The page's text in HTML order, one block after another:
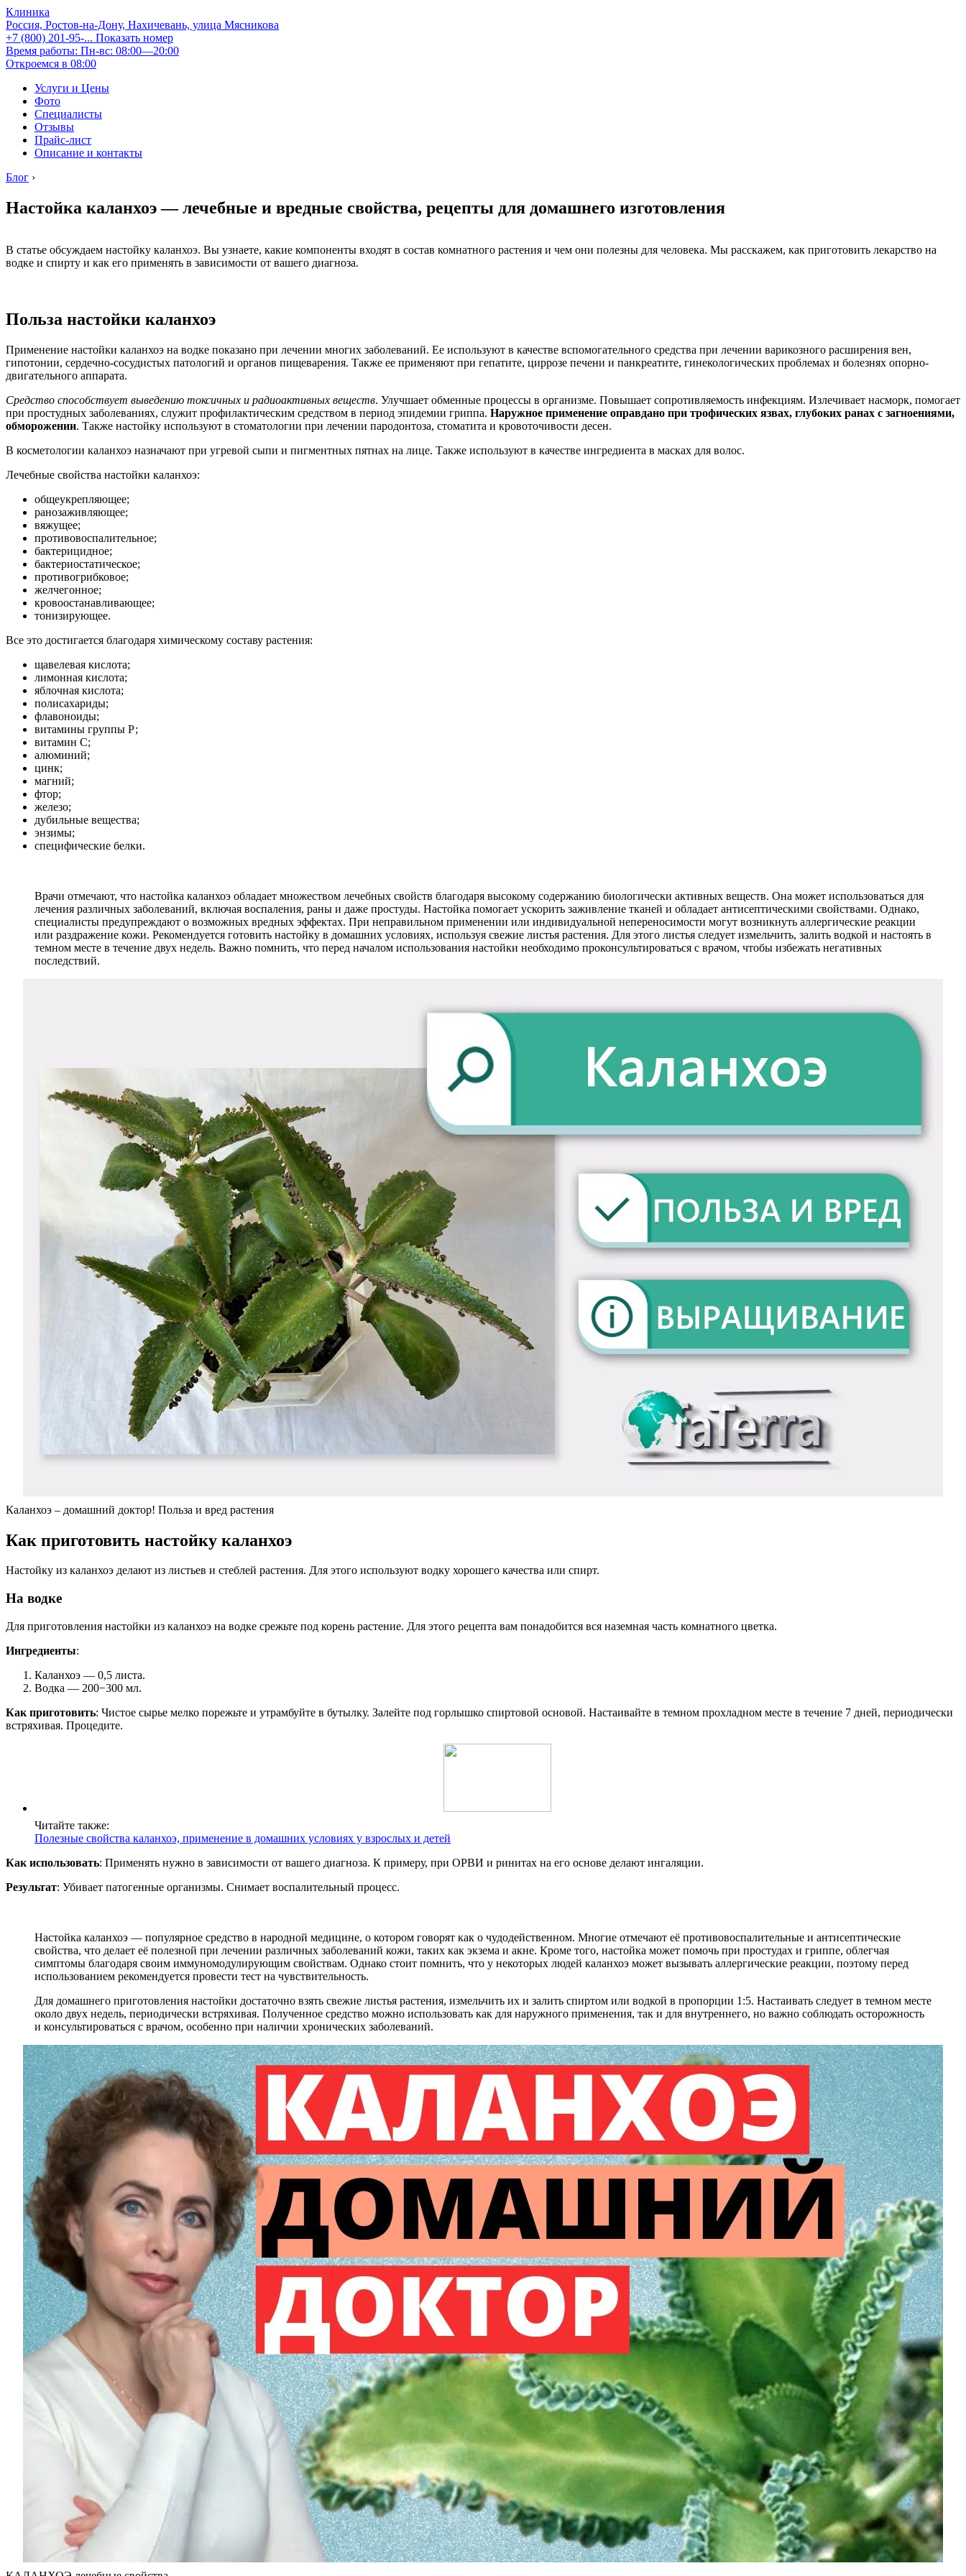
Клиника
Россия, Ростов-на-Дону, Нахичевань, улица Мясникова
+7 (800) 201-95-... Показать номер
Время работы: Пн-вс: 08:00—20:00
Откроемся в 08:00
Услуги и Цены
Фото
Специалисты
Отзывы
Прайс-лист
Описание и контакты
Блог ›
Настойка каланхоэ — лечебные и вредные свойства, рецепты для домашнего изготовления
В статье обсуждаем настойку каланхоэ. Вы узнаете, какие компоненты входят в состав комнатного растения и чем они полезны для человека. Мы расскажем, как приготовить лекарство на
водке и спирту и как его применять в зависимости от вашего диагноза.
Польза настойки каланхоэ
Применение настойки каланхоэ на водке показано при лечении многих заболеваний. Ее используют в качестве вспомогательного средства при лечении варикозного расширения вен,
гипотонии, сердечно-сосудистых патологий и органов пищеварения. Также ее применяют при гепатите, циррозе печени и панкреатите, гинекологических проблемах и болезнях опорно-
двигательного аппарата.
Средство способствует выведению токсичных и радиоактивных веществ. Улучшает обменные процессы в организме. Повышает сопротивляемость инфекциям. Излечивает насморк, помогает
при простудных заболеваниях, служит профилактическим средством в период эпидемии гриппа. Наружное применение оправдано при трофических язвах, глубоких ранах с загноениями,
обморожении. Также настойку используют в стоматологии при лечении пародонтоза, стоматита и кровоточивости десен.
В косметологии каланхоэ назначают при угревой сыпи и пигментных пятнах на лице. Также используют в качестве ингредиента в масках для волос.
Лечебные свойства настойки каланхоэ:
общеукрепляющее;
ранозаживляющее;
вяжущее;
противовоспалительное;
бактерицидное;
бактериостатическое;
противогрибковое;
желчегонное;
кровоостанавливающее;
тонизирующее.
Все это достигается благодаря химическому составу растения:
щавелевая кислота;
лимонная кислота;
яблочная кислота;
полисахариды;
флавоноиды;
витамины группы Р;
витамин С;
алюминий;
цинк;
магний;
фтор;
железо;
дубильные вещества;
энзимы;
специфические белки.
Врачи отмечают, что настойка каланхоэ обладает множеством лечебных свойств благодаря высокому содержанию биологически активных веществ. Она может использоваться для
лечения различных заболеваний, включая воспаления, раны и даже простуды. Настойка помогает ускорить заживление тканей и обладает антисептическими свойствами. Однако,
специалисты предупреждают о возможных вредных эффектах. При неправильном применении или индивидуальной непереносимости могут возникнуть аллергические реакции
или раздражение кожи. Рекомендуется готовить настойку в домашних условиях, используя свежие листья растения. Для этого листья следует измельчить, залить водкой и настоять в
темном месте в течение двух недель. Важно помнить, что перед началом использования настойки необходимо проконсультироваться с врачом, чтобы избежать негативных
последствий.
Каланхоэ – домашний доктор! Польза и вред растения
Как приготовить настойку каланхоэ
Настойку из каланхоэ делают из листьев и стеблей растения. Для этого используют водку хорошего качества или спирт.
На водке
Для приготовления настойки из каланхоэ на водке срежьте под корень растение. Для этого рецепта вам понадобится вся наземная часть комнатного цветка.
Ингредиенты:
Каланхоэ — 0,5 листа.
Водка — 200−300 мл.
Как приготовить: Чистое сырье мелко порежьте и утрамбуйте в бутылку. Залейте под горлышко спиртовой основой. Настаивайте в темном прохладном месте в течение 7 дней, периодически
встряхивая. Процедите.
Читайте также:
Полезные свойства каланхоэ, применение в домашних условиях у взрослых и детей
Как использовать: Применять нужно в зависимости от вашего диагноза. К примеру, при ОРВИ и ринитах на его основе делают ингаляции.
Результат: Убивает патогенные организмы. Снимает воспалительный процесс.
Настойка каланхоэ — популярное средство в народной медицине, о котором говорят как о чудодейственном. Многие отмечают её противовоспалительные и антисептические
свойства, что делает её полезной при лечении различных заболеваний кожи, таких как экзема и акне. Кроме того, настойка может помочь при простудах и гриппе, облегчая
симптомы благодаря своим иммуномодулирующим свойствам. Однако стоит помнить, что у некоторых людей каланхоэ может вызывать аллергические реакции, поэтому перед
использованием рекомендуется провести тест на чувствительность.
Для домашнего приготовления настойки достаточно взять свежие листья растения, измельчить их и залить спиртом или водкой в пропорции 1:5. Настаивать следует в темном месте
около двух недель, периодически встряхивая. Полученное средство можно использовать как для наружного применения, так и для внутреннего, но важно соблюдать осторожность
и консультироваться с врачом, особенно при наличии хронических заболеваний.